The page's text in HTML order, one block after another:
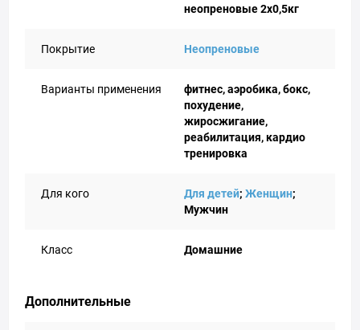
неопреновые 2x0,5кг
Покрытие Неопреновые
Варианты применения
фитнес, аэробика, бокс,
похудение,
жиросжигание,
реабилитация, кардио
тренировка
Для кого Для детей; Женщин;
Мужчин
Класс Домашние
Дополнительные